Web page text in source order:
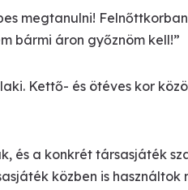
megtanulni!
bármi áron győznöm kell!”
Kettő- és ötéves kor
és a konkrét társasjáték
közben is használtok